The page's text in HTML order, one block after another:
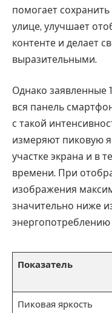
помогает
улице, улучшает
контенте и делает
выразительными.
Однако заявленные
вся панель
с такой
измеряют пиковую
участке экрана и в
времени. При
изображения
значительно ниже
энергопотреблению
Показатель
Пиковая яркость